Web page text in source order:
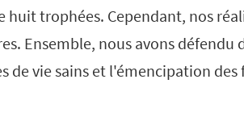
huit trophées. Cependant, nos
Ensemble, nous avons
de vie sains et l'émencipation des